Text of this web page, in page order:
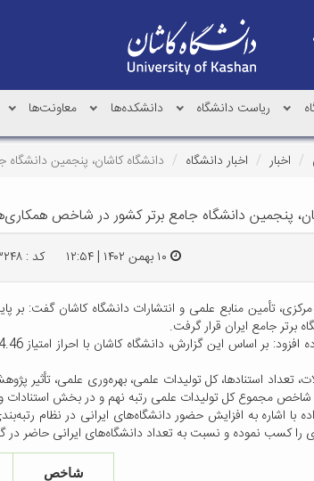
ریاست دانشگاه دانشکده‌ها معاونت‌ها
اخبار اخبار دانشگاه دانشگاه کاشان، پنجمین دانشگاه
پنجمین دانشگاه جامع برتر کشور در شاخص همکاری‌های
کد : ۲۳۲۴۸
تعداد استنادها، کل تولیدات علمی، بهره‌وری علمی،
شاخص مجموع کل تولیدات علمی رتبه نهم و در بخش
شاخص